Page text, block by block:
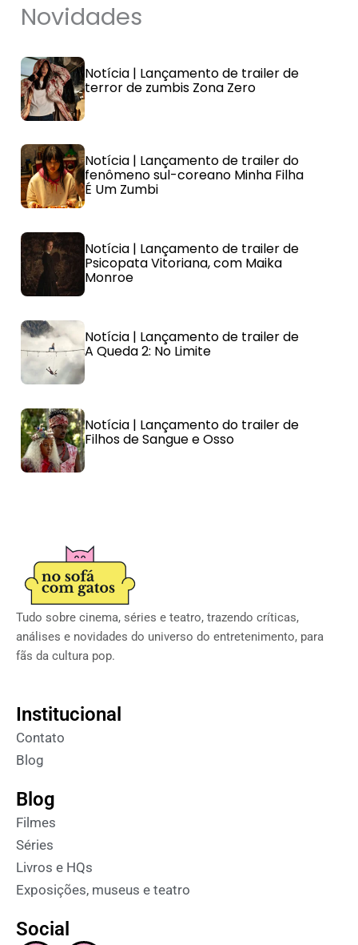
Novidades
Notícia | Lançamento de trailer de
terror de zumbis Zona Zero
Notícia | Lançamento de trailer do
fenômeno sul-coreano Minha Filha
É Um Zumbi
Notícia | Lançamento de trailer de
Psicopata Vitoriana, com Maika
Monroe
Notícia | Lançamento de trailer de
A Queda 2: No Limite
Notícia | Lançamento do trailer de
Filhos de Sangue e Osso
Tudo sobre cinema, séries e teatro, trazendo críticas,
análises e novidades do universo do entretenimento, para
fãs da cultura pop.
Institucional
Contato
Blog
Blog
Filmes
Séries
Livros e HQs
Exposições, museus e teatro
Social